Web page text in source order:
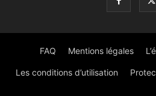
FAQ Mentions légales
Les conditions d’utilisation